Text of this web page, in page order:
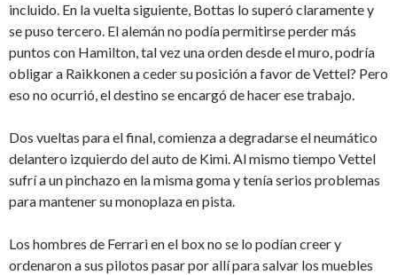
incluido. En la vuelta siguiente, Bottas lo superó claramente y
se puso tercero. El alemán no podía permitirse perder más
puntos con Hamilton, tal vez una orden desde el muro, podría
obligar a Raikkonen a ceder su posición a favor de Vettel? Pero
eso no ocurrió, el destino se encargó de hacer ese trabajo.
Dos vueltas para el final, comienza a degradarse el neumático
delantero izquierdo del auto de Kimi. Al mismo tiempo Vettel
sufrí a un pinchazo en la misma goma y tenía serios problemas
para mantener su monoplaza en pista.
Los hombres de Ferrari en el box no se lo podían creer y
ordenaron a sus pilotos pasar por allí para salvar los muebles